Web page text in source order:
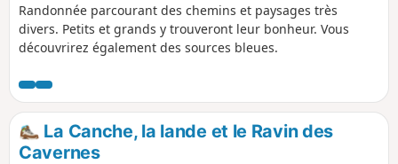
Randonnée parcourant des chemins et paysages très
divers. Petits et grands y trouveront leur bonheur. Vous
découvrirez également des sources bleues.
La Canche, la lande et le Ravin des
Cavernes